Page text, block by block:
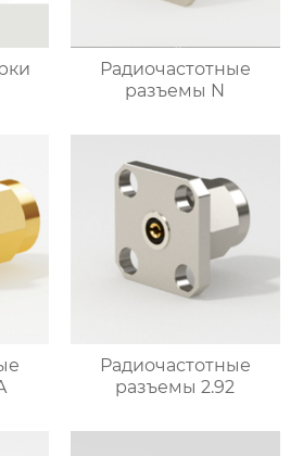
Радиочастотные
разъемы N
Радиочастотные
разъемы 2.92